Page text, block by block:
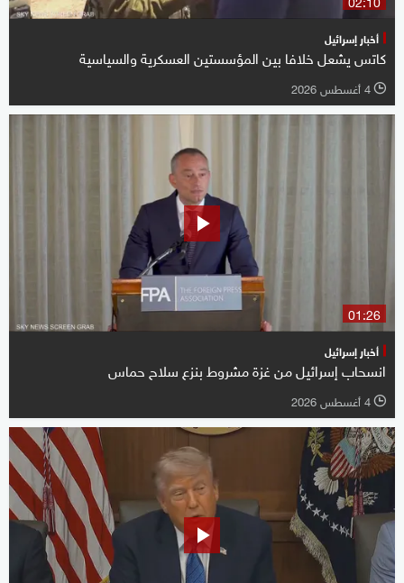
أخبار إسرائيل
كاتس يشعل خلافا بين المؤسستين العسكرية والسياسية
l 4 أغسطس 2026
01:26
أخبار إسرائيل
انسحاب إسرائيل من غزة مشروط بنزع سلاح حماس
l 4 أغسطس 2026